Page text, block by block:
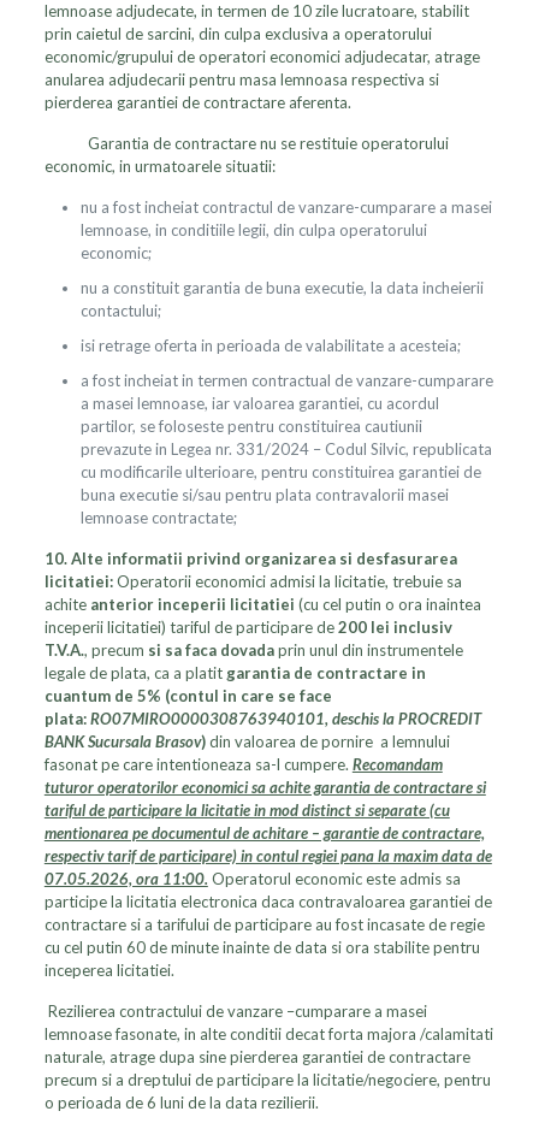
lemnoase adjudecate, in termen de 10 zile lucratoare, stabilit
prin caietul de sarcini, din culpa exclusiva a operatorului
economic/grupului de operatori economici adjudecatar, atrage
anularea adjudecarii pentru masa lemnoasa respectiva si
pierderea garantiei de contractare aferenta.
Garantia de contractare nu se restituie operatorului
economic, in urmatoarele situatii:
nu a fost incheiat contractul de vanzare-cumparare a masei
lemnoase, in conditiile legii, din culpa operatorului
economic;
nu a constituit garantia de buna executie, la data incheierii
contactului;
isi retrage oferta in perioada de valabilitate a acesteia;
a fost incheiat in termen contractual de vanzare-cumparare
a masei lemnoase, iar valoarea garantiei, cu acordul
partilor, se foloseste pentru constituirea cautiunii
prevazute in Legea nr. 331/2024 – Codul Silvic, republicata
cu modificarile ulterioare, pentru constituirea garantiei de
buna executie si/sau pentru plata contravalorii masei
lemnoase contractate;
10.Alte informatii privind organizarea si desfasurarea
licitatiei:Operatorii economici admisi la licitatie, trebuie sa
achite anterior inceperii licitatiei (cu cel putin o ora inaintea
inceperii licitatiei) tariful de participare de200 lei inclusiv
T.V.A., precum si sa faca dovadaprin unul din instrumentele
legale de plata, ca a platitgarantia de contractare in
cuantum de 5% (contul in care se face
plata:RO07MIRO0000308763940101, deschis la PROCREDIT
BANK Sucursala Brasov)din valoarea de pornire a lemnului
fasonat pe care intentioneaza sa-l cumpere. Recomandam
tuturor operatorilor economici sa achite garantia de contractare si
tariful de participare la licitatie in mod distinct si separate (cu
mentionarea pe documentul de achitare – garantie de contractare,
respectiv tarif de participare) in contul regiei pana la maxim data de
07.05.2026, ora 11:00. Operatorul economic este admis sa
participe la licitatia electronica daca contravaloarea garantiei de
contractare si a tarifului de participare au fost incasate de regie
cu cel putin 60 de minute inainte de data si ora stabilite pentru
inceperea licitatiei.
Rezilierea contractului de vanzare –cumparare a masei
lemnoase fasonate, in alte conditii decat forta majora /calamitati
naturale, atrage dupa sine pierderea garantiei de contractare
precum si a dreptului de participare la licitatie/negociere, pentru
o perioada de 6 luni de la data rezilierii.